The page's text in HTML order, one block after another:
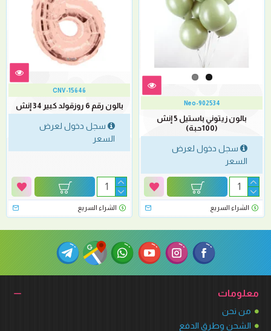
Neo-902534
بالون زيتوني باستيل 5 إنش
(100حبة)
سجل دخول لعرض
السعر
الشراء السريع
CNV-15646
بالون رقم 6 روزقولد كبير 34 إنش
سجل دخول لعرض
السعر
الشراء السريع
معلومات
من نحن
الشحن وطرق الدفع